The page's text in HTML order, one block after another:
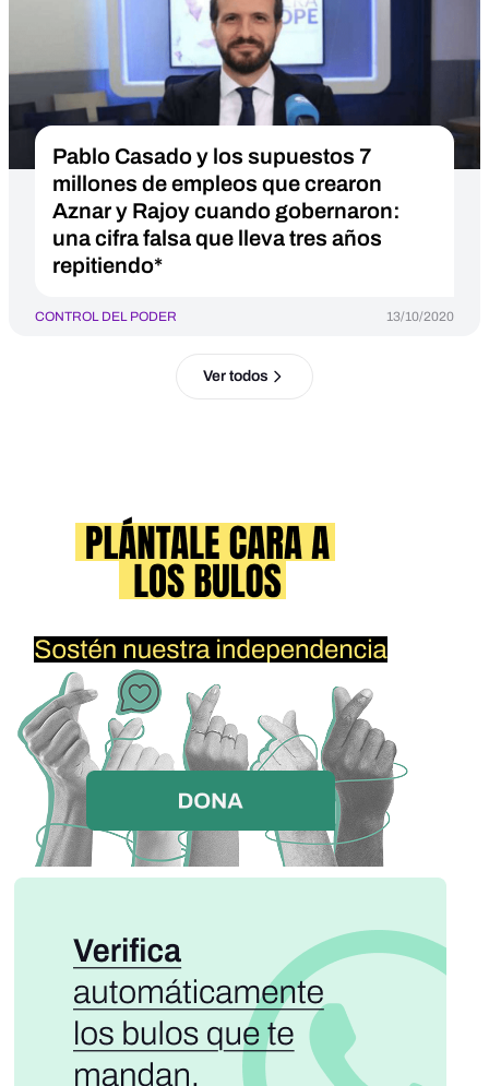
Pablo Casado y los supuestos 7
millones de empleos que crearon
Aznar y Rajoy cuando gobernaron:
una cifra falsa que lleva tres años
repitiendo*
CONTROL DEL PODER 13/10/2020
Ver todos